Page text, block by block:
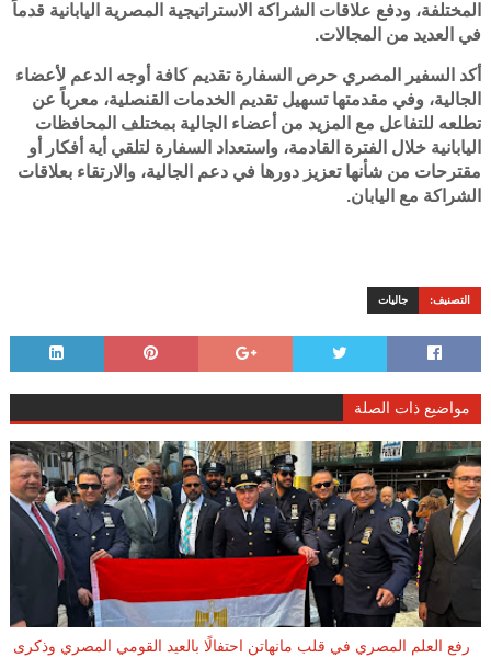
المختلفة، ودفع علاقات الشراكة الاستراتيجية المصرية اليابانية قدماً
في العديد من المجالات.
أكد السفير المصري حرص السفارة تقديم كافة أوجه الدعم لأعضاء
الجالية، وفي مقدمتها تسهيل تقديم الخدمات القنصلية، معرباً عن
تطلعه للتفاعل مع المزيد من أعضاء الجالية بمختلف المحافظات
اليابانية خلال الفترة القادمة، واستعداد السفارة لتلقي أية أفكار أو
مقترحات من شأنها تعزيز دورها في دعم الجالية، والارتقاء بعلاقات
الشراكة مع اليابان.
التصنيف: جاليات
مواضيع ذات الصلة
رفع العلم المصري في قلب مانهاتن احتفالًا بالعيد القومي المصري وذكرى